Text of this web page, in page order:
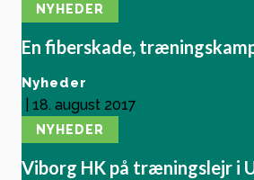
NYHEDER
En fiberskade,
Nyheder
18. august 2017
NYHEDER
Viborg HK på træningslejr i